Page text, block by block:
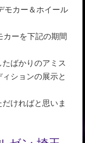
モカー＆ホイール
ーを下記の期間
ばかりのアミス
ションの展示と
ければと思いま